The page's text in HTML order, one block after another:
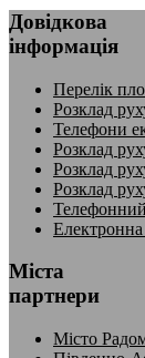
Довідкова
інформація
Перелік
Розклад
Телефони
Розклад
Розклад
Розклад
Електронна
Міста
партнери
Місто